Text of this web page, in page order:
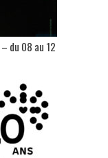
du 08 au 12